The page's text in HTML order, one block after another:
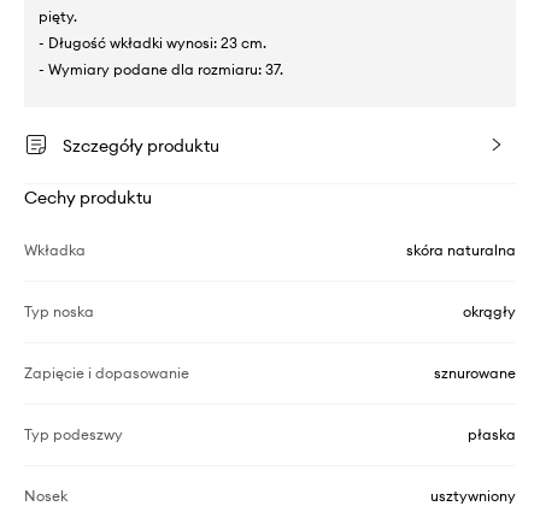
pięty.
- Długość wkładki wynosi: 23 cm.
- Wymiary podane dla rozmiaru: 37.
Szczegóły produktu
Cechy produktu
Wkładka skóra naturalna
Typ noska okrągły
Zapięcie i dopasowanie sznurowane
Typ podeszwy płaska
Nosek usztywniony